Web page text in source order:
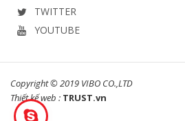
TWITTER
YOUTUBE
Copyright © 2019 VIBO CO.,LTD
Thiết kế web : TRUST.vn